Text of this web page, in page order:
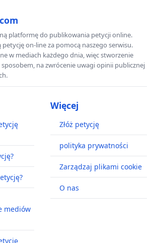
platformę do publikowania petycji online.
on-line za pomocą naszego serwisu.
w mediach każdego dnia, więc stworzenie
na zwrócenie uwagi opinii publicznej
mediów
Więcej
Złóż petycję
polityka prywatności
Zarządzaj plikami cookie
O nas